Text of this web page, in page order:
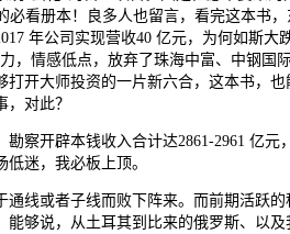
必看册本！良多人也留言，看完这本书，
年公司实现营收40 亿元，为何如斯大
，情感低点，放弃了珠海中富、中钢国
开大师投资的一片新六合，这本书，也
，对此？
开辟本钱收入合计达2861-2961 亿元
迷，我必板上顶。
或者子线而败下阵来。而前期活跃的
能够说，从土耳其到比来的俄罗斯、以及